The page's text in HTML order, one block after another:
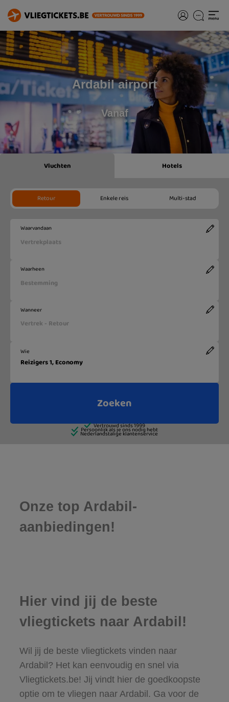
Ardabil airport
Vanaf
Onze top Ardabil-
aanbiedingen!
Hier vind jij de beste
vliegtickets naar Ardabil!
Wil jij de beste vliegtickets vinden naar
Ardabil? Het kan eenvoudig en snel via
Vliegtickets.be! Jij vindt hier de goedkoopste
optie om te vliegen naar Ardabil. Ga voor de